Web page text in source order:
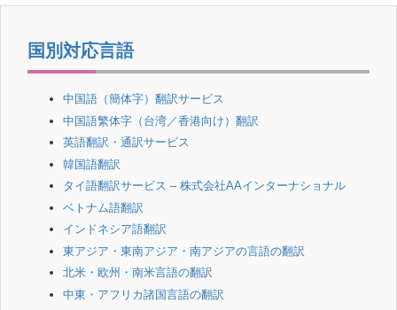
国別対応言語
中国語（簡体字）翻訳サービス
中国語繁体字（台湾／香港向け）翻訳
英語翻訳・通訳サービス
韓国語翻訳
タイ語翻訳サービス – 株式会社AAインターナショナル
ベトナム語翻訳
インドネシア語翻訳
東アジア・東南アジア・南アジアの言語の翻訳
北米・欧州・南米言語の翻訳
中東・アフリカ諸国言語の翻訳